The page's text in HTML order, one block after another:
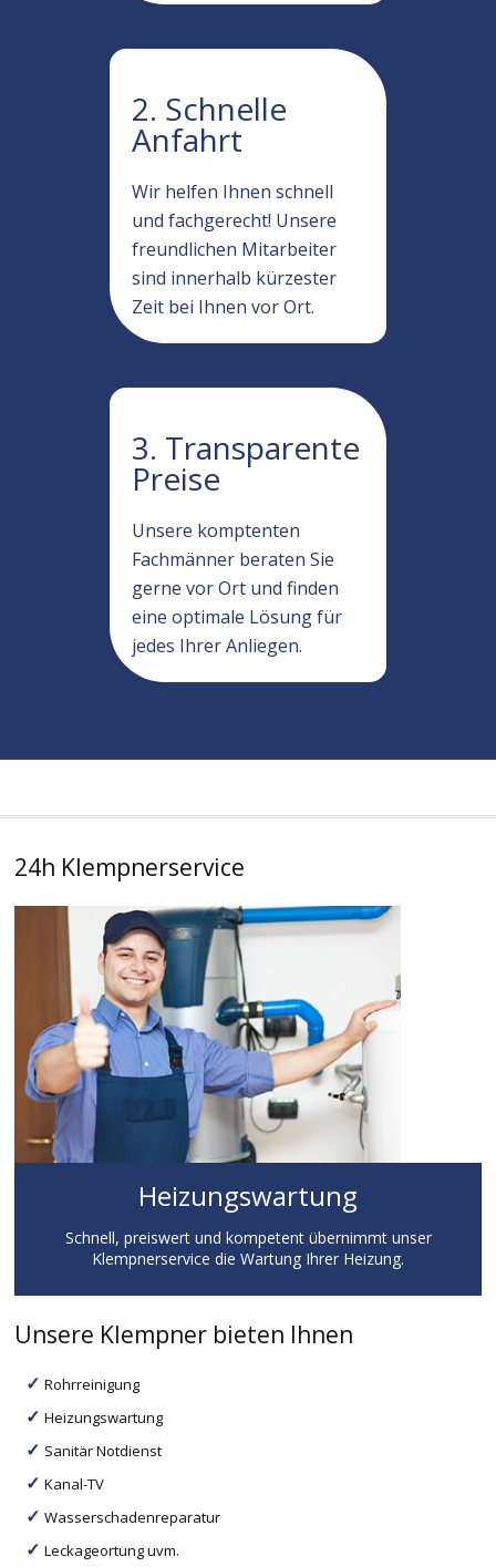
2. Schnelle
Anfahrt
Wir helfen Ihnen schnell
und fachgerecht! Unsere
freundlichen Mitarbeiter
sind innerhalb kürzester
Zeit bei Ihnen vor Ort.
3. Transparente
Preise
Unsere komptenten
Fachmänner beraten Sie
gerne vor Ort und finden
eine optimale Lösung für
jedes Ihrer Anliegen.
24h Klempnerservice
Heizungswartung
Schnell, preiswert und kompetent übernimmt unser
Klempnerservice die Wartung Ihrer Heizung.
Unsere Klempner bieten Ihnen
Rohrreinigung
Heizungswartung
Sanitär Notdienst
Kanal-TV
Wasserschadenreparatur
Leckageortung uvm.